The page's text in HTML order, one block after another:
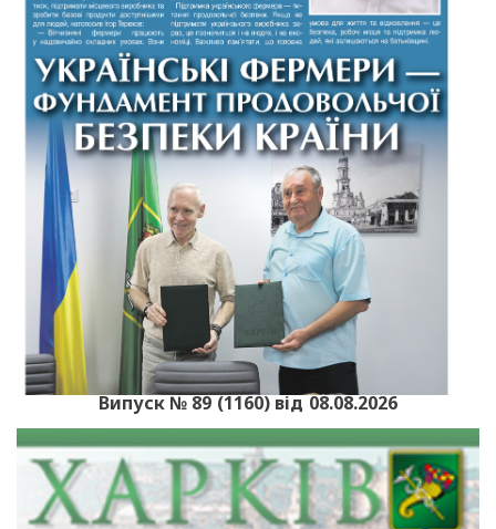
Випуск № 89 (1160) від 08.08.2026